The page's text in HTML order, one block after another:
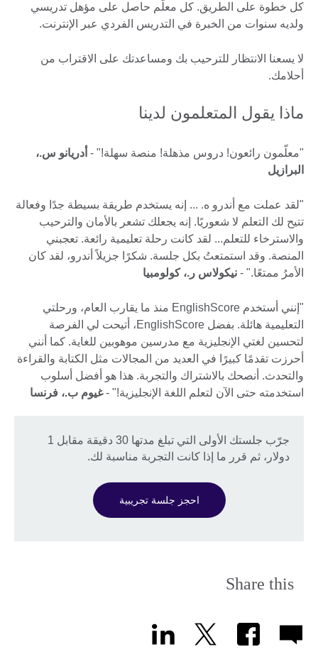
كل خطوة على الطريق. كل معلّم حاصل على مؤهل تدريسي
ولديه سنوات من الخبرة في التدريس الفردي عبر الإنترنت.
لا يسعنا الانتظار للترحيب بك ومساعدتك على الاقتراب من
أحلامك.
ماذا يقول المتعلمون لدينا
"معلّمون رائعون! دروس مذهلة! منصة سهلة!" - أدريانو س.،
البرازيل
"لقد عملت مع أندرو ه. ... إنه يستخدم طريقة بسيطة جدًا وفعالة
تتيح لك التعلم لا شعوريًا. إنه يجعلك تشعر بالأمان والترحيب
والاسترخاء للتعلم... لقد كانت رحلة تعليمية رائعة. تعجبني
المنصة. وقد استمتعتُ بكل جلسة. شكرًا جزيلاً أندرو، لقد كان
الأمرُ ممتعًا." - نيكولاس ر.، كولومبيا
"إنني أستخدم EnglishScore منذ ما يقارب العام، ورحلتي
التعليمية هائلة. بفضل EnglishScore، أتيحت لي الفرصة
لتحسين لغتي الإنجليزية مع مدرسين موهوبين للغاية. كما أنني
أحرزت تقدمًا كبيرًا في العديد من المجالات مثل الكتابة والقراءة
والتحدث. أنصحك بالاشتراك والتجربة. هذا هو أفضل أسلوب
استخدمته حتى الآن لتعلم اللغة الإنجليزية!" -غيوم ب.، فرنسا
جرّب جلستك الأولى التي تبلغ مدتها 30 دقيقة مقابل 1
دولار، ثم قرر ما إذا كانت التجربة مناسبة لك.
احجز جلسة تجريبية
Share this